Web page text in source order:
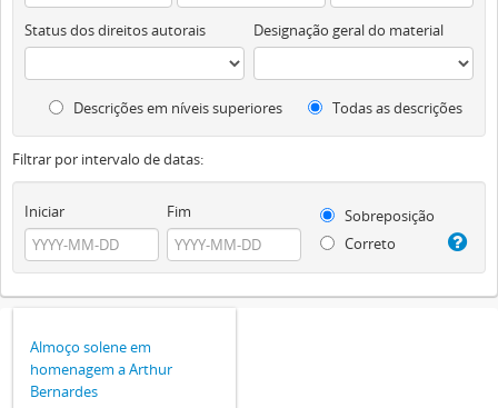
Status dos direitos autorais Designação geral do material
Descrições em níveis superiores Todas as descrições
Filtrar por intervalo de datas:
Iniciar Fim
Sobreposição
Correto
Almoço solene em
homenagem a Arthur
Bernardes